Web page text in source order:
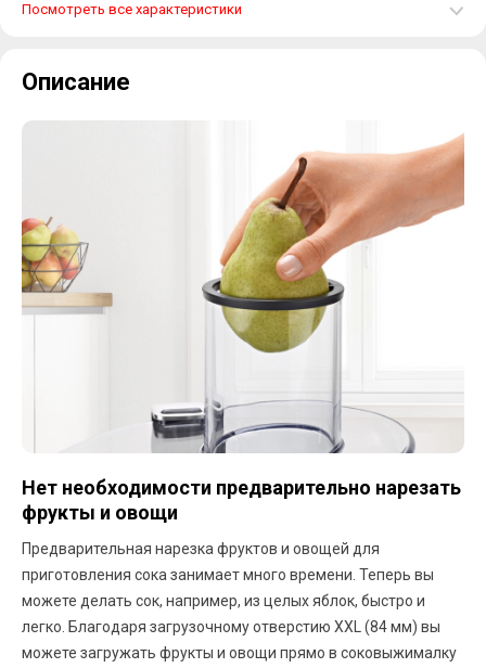
Посмотреть все характеристики
Описание
Нет необходимости предварительно нарезать
фрукты и овощи
Предварительная нарезка фруктов и овощей для
приготовления сока занимает много времени. Теперь вы
можете делать сок, например, из целых яблок, быстро и
легко. Благодаря загрузочному отверстию XXL (84 мм) вы
можете загружать фрукты и овощи прямо в соковыжималку